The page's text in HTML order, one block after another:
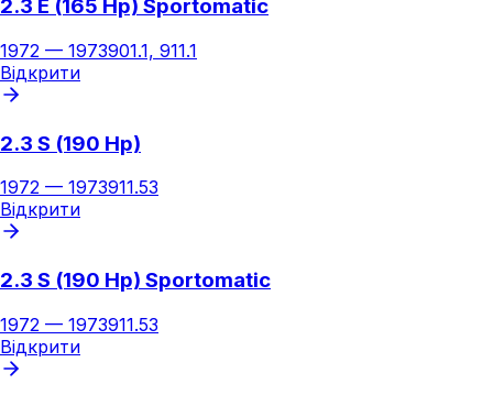
2.3 E (165 Hp) Sportomatic
1972 — 1973901.1, 911.1
Відкрити
2.3 S (190 Hp)
1972 — 1973911.53
Відкрити
2.3 S (190 Hp) Sportomatic
1972 — 1973911.53
Відкрити